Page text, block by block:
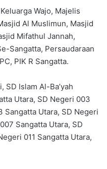
Wajo, Majelis
Al Muslimun, Masjid
Mifathul Jannah,
Sangatta, Persaudaraan
PIK R Sangatta.
SD Islam Al-Ba’yah
Utara, SD Negeri 003
Sangatta Utara, SD Negeri
Sangatta Utara, SD
011 Sangatta Utara,